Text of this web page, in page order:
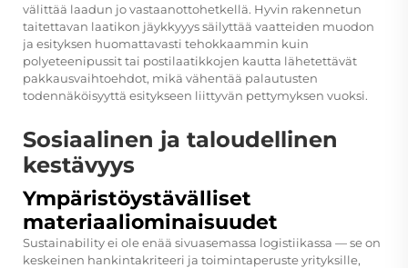
välittää laadun jo vastaanottohetkellä. Hyvin rakennetun
taitettavan laatikon jäykkyyys säilyttää vaatteiden muodon
ja esityksen huomattavasti tehokkaammin kuin
polyeteenipussit tai postilaatikkojen kautta lähetettävät
pakkausvaihtoehdot, mikä vähentää palautusten
todennäköisyyttä esitykseen liittyvän pettymyksen vuoksi.
Sosiaalinen ja taloudellinen
kestävyys
Ympäristöystävälliset
materiaaliominaisuudet
Sustainability ei ole enää sivuasemassa logistiikassa — se on
keskeinen hankintakriteeri ja toimintaperuste yrityksille,